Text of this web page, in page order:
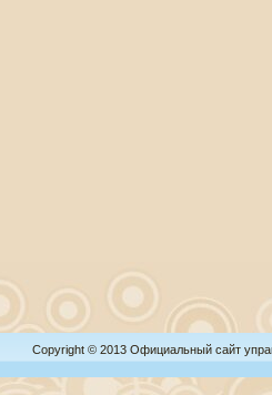
Copyright © 2013 Официальный сайт